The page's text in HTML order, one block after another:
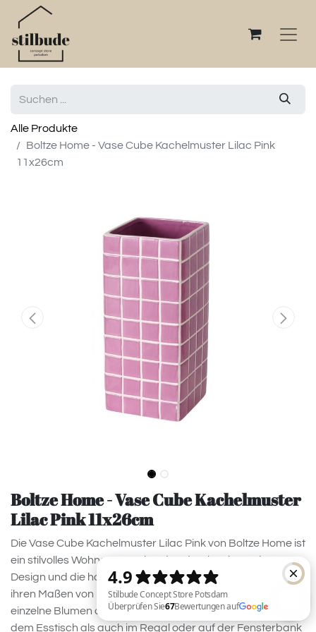
Alle Produkte
Boltze Home - Vase Cube Kachelmuster Lilac Pink
11x26cm
Boltze Home - Vase Cube Kachelmuster
Lilac Pink 11x26cm
Die Vase Cube Kachelmuster Lilac Pink von Boltze Home ist
ein stilvolles Wohnaccessoire, das durch sein modernes
Design und die harmonische Farbgebung besticht. Mit
ihren Maßen von 11 × 26 cm eignet sie sich ideal für
einzelne Blumen oder kleine Sträuße und setzt sowohl auf
dem Esstisch als auch im Regal oder auf der Fensterbank